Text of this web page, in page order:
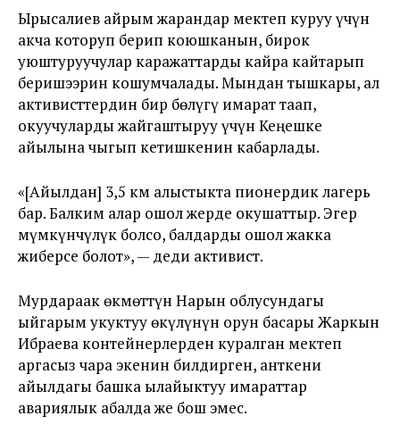
Ырысалиев айрым жарандар мектеп куруу үчүн
акча которуп берип коюшканын, бирок
уюштуруучулар каражаттарды кайра кайтарып
беришээрин кошумчалады. Мындан тышкары, ал
активисттердин бир бөлүгү имарат таап,
окуучуларды жайгаштыруу үчүн Кеңешке
айылына чыгып кетишкенин кабарлады.
«[Айылдан] 3,5 км алыстыкта пионердик лагерь
бар. Балким алар ошол жерде окушаттыр. Эгер
мүмкүнчүлүк болсо, балдарды ошол жакка
жиберсе болот», — деди активист.
Мурдараак өкмөттүн Нарын облусундагы
ыйгарым укуктуу өкүлүнүн орун басары Жаркын
Ибраева контейнерлерден куралган мектеп
аргасыз чара экенин билдирген, анткени
айылдагы башка ылайыктуу имараттар
авариялык абалда же бош эмес.